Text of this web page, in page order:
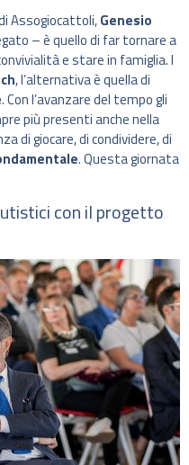
Assogiocattoli,Genesio
– è quello di far tornare a
e stare in famiglia. I
, l’alternativa è quella di
. Con l’avanzare del tempo gli
più presenti anche nella
di giocare, di condividere, di
. Questa giornata
con il progetto